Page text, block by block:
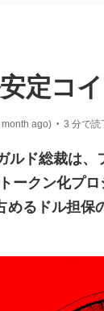
定コ
ago) • 3 分で読
ルド総裁は
ークン化プ
めるドル担保